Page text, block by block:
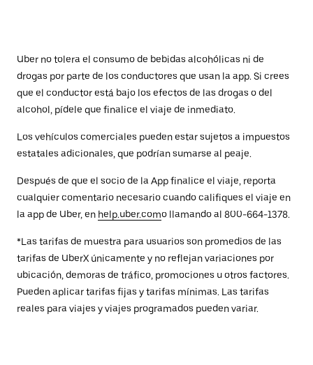
Uber no tolera el consumo de bebidas alcohólicas ni de
drogas por parte de los conductores que usan la app. Si crees
que el conductor está bajo los efectos de las drogas o del
alcohol, pídele que finalice el viaje de inmediato.
Los vehículos comerciales pueden estar sujetos a impuestos
estatales adicionales, que podrían sumarse al peaje.
Después de que el socio de la App finalice el viaje, reporta
cualquier comentario necesario cuando califiques el viaje en
la app de Uber, en help.uber.como llamando al 800-664-1378.
*Las tarifas de muestra para usuarios son promedios de las
tarifas de UberX únicamente y no reflejan variaciones por
ubicación, demoras de tráfico, promociones u otros factores.
Pueden aplicar tarifas fijas y tarifas mínimas. Las tarifas
reales para viajes y viajes programados pueden variar.